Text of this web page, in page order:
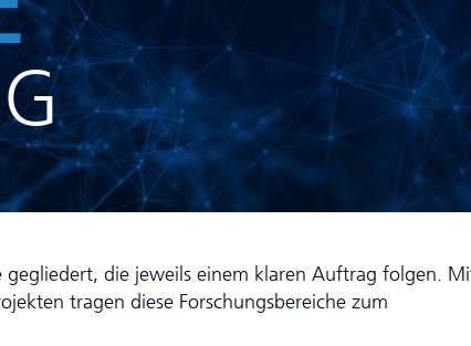
gegliedert, die jeweils einem klaren Auftrag folgen.
tragen diese Forschungsbereiche zum